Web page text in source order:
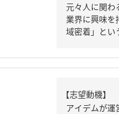
元々人に関わ
業界に興味を
域密着」とい
【志望動機】
アイデムが運